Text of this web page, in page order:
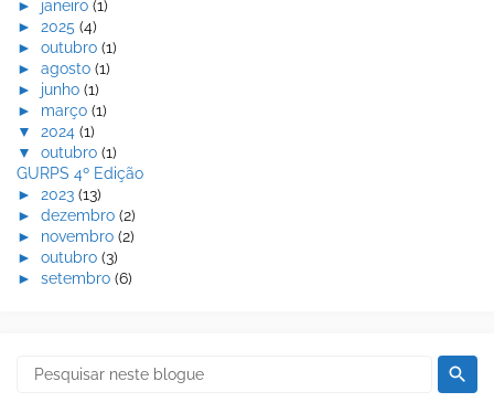
► janeiro (1)
► 2025 (4)
► outubro (1)
► agosto (1)
► junho (1)
► março (1)
▼
2024 (1)
▼
outubro (1)
GURPS 4º Edição
► 2023 (13)
► dezembro (2)
► novembro (2)
► outubro (3)
► setembro (6)